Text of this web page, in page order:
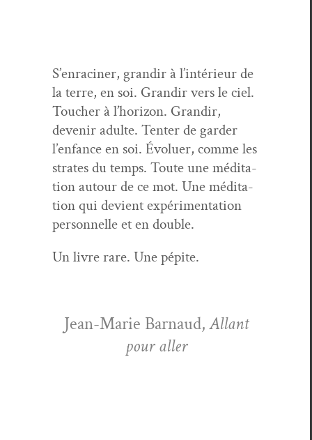
S’enraciner, grandir à l’intérieur de
la terre, en soi. Grandir vers le ciel.
Touch­er à l’horizon. Grandir,
devenir adulte. Ten­ter de garder
l’enfance en soi. Évoluer, comme les
strates du temps. Toute une médi­ta­
tion autour de ce mot. Une médi­ta­
tion qui devient expéri­men­ta­tion
per­son­nelle et en double.
Un livre rare. Une pépite.
Jean-Marie Bar­naud,Allant
pour aller